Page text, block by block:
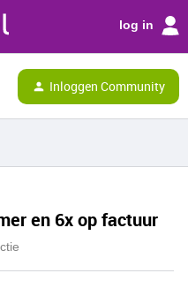
log in
Inloggen Community
en 6x op factuur